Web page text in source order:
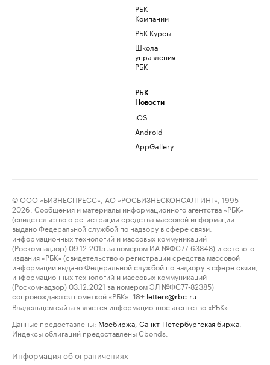
РБК
Компании
РБК Курсы
Школа
управления
РБК
РБК
Новости
iOS
Android
AppGallery
© ООО «БИЗНЕСПРЕСС», АО «РОСБИЗНЕСКОНСАЛТИНГ», 1995–
2026. Сообщения и материалы информационного агентства «РБК»
(свидетельство о регистрации средства массовой информации
выдано Федеральной службой по надзору в сфере связи,
информационных технологий и массовых коммуникаций
(Роскомнадзор) 09.12.2015 за номером ИА №ФС77-63848) и сетевого
издания «РБК» (свидетельство о регистрации средства массовой
информации выдано Федеральной службой по надзору в сфере связи,
информационных технологий и массовых коммуникаций
(Роскомнадзор) 03.12.2021 за номером ЭЛ №ФС77-82385)
сопровождаются пометкой «РБК».
18+ letters@rbc.ru
Владельцем сайта является информационное агентство «РБК».
Данные предоставлены: Мосбиржа Санкт-Петербургская биржа
Индексы облигаций предоставлены Cbonds.
Информация об ограничениях